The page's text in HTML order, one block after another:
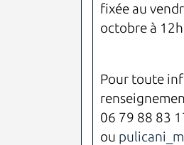
fixée au
octobre à
Pour toute
06 79 88 83
ou